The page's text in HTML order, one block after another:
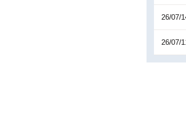
26/07/
26/07/